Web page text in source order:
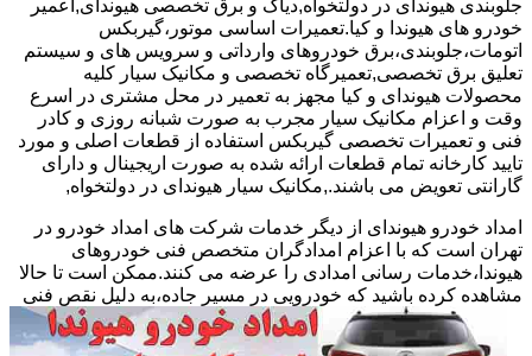
جلوبندی هیوندای در دولتخواه,دیاگ و برق تخصصی هیوندای,اعمیر
خودرو های هیوندا و کیا.تعمیرات اساسی موتور،گیربکس
اتومات،جلوبندی،برق خودروهای وارداتی و سرویس های و سیستم
تعلیق برق تخصصی,تعمیرگاه تخصصی و مکانیک سیار کلیه
محصولات هیوندای و کیا مجهز به تعمیر در محل مشتری در اسرع
وقت و اعزام مکانیک سیار مجرب به صورت شبانه روزی و کادر
فنی و تعمیرات تخصصی گیربکس استفاده از قطعات اصلی و مورد
تایید کارخانه تمام قطعات ارائه شده به صورت اریجینال و دارای
گارانتی تعویض می باشند.,مکانیک سیار هیوندای در دولتخواه,
امداد خودرو هیوندای از دیگر خدمات شرکت های امداد خودرو در
تهران است که با اعزام امدادگران متخصص فنی خودروهای
هیوندا،خدمات رسانی امدادی را عرضه می کنند.ممکن است تا حالا
مشاهده کرده باشید که خودرویی در مسیر جاده،به دلیل نقص فنی